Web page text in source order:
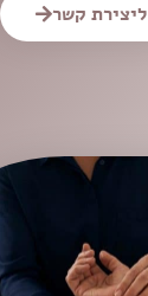
ליצירת קשר